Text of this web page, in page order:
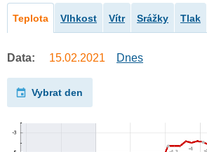
Teplota Vlhkost Vítr Srážky Tlak
Data: 15.02.2021 Dnes
Vybrat den